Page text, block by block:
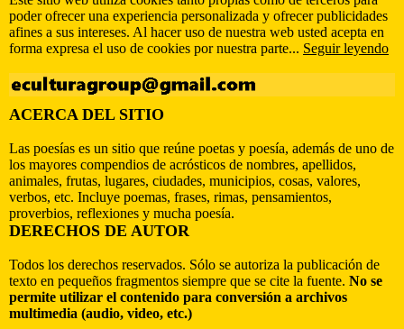
poder ofrecer una experiencia personalizada y ofrecer publicidades
afines a sus intereses. Al hacer uso de nuestra web usted acepta en
forma expresa el uso de cookies por nuestra parte... Seguir leyendo
ACERCA DEL SITIO
Las poesías es un sitio que reúne poetas y poesía, además de uno de
los mayores compendios de acrósticos de nombres, apellidos,
animales, frutas, lugares, ciudades, municipios, cosas, valores,
verbos, etc. Incluye poemas, frases, rimas, pensamientos,
proverbios, reflexiones y mucha poesía.
DERECHOS DE AUTOR
Todos los derechos reservados. Sólo se autoriza la publicación de
texto en pequeños fragmentos siempre que se cite la fuente. No se
permite utilizar el contenido para conversión a archivos
multimedia (audio, video, etc.)